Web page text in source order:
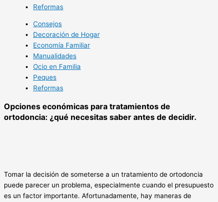
Reformas
Consejos
Decoración de Hogar
Economía Familiar
Manualidades
Ocio en Familia
Peques
Reformas
Opciones económicas para tratamientos de
ortodoncia: ¿qué necesitas saber antes de decidir.
Tomar la decisión de someterse a un tratamiento de ortodoncia
puede parecer un problema, especialmente cuando el presupuesto
es un factor importante. Afortunadamente, hay maneras de